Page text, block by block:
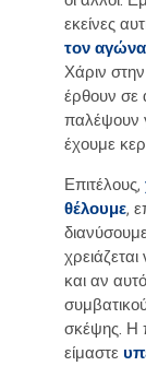
εκείνες
τον
Χάριν
έρθουν σε
παλέψουν
έχουμε
Επιτέλους,
θέλουμε,
και αν
σκέψης. Η
είμαστε